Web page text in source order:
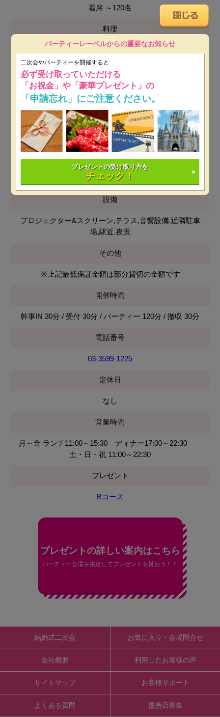
着席 ～120名
料理
会場使用料
無料
最低保証料
平日：25万円～※ 開催日時によっては保証料が変動しま
す。
土日祝：25万円～※ 開催日時によっては保証料が変動し
ます。
設備
プロジェクター&スクリーン,テラス,音響設備,近隣駐車
場,駅近,夜景
その他
※上記最低保証金額は部分貸切の金額です
開催時間
幹事IN 30分 / 受付 30分 / パーティー 120分 / 撤収 30分
電話番号
03-3599-1225
定休日
なし
営業時間
月～金 ランチ11:00～15:30 ディナー17:00～22:30
土・日・祝 11:00～22:30
プレゼント
Bコース
プレゼントの詳しい案内はこちら
パーティー会場を決定してプレゼントを貰おう！！
結婚式二次会
会社概要
サイトマップ
よくある質問
お気に入り・会場問合せ
利用したお客様の声
お客様サポート
提携店募集
パーティーレーベルからの重要なお知らせ
二次会やパーティーを開催すると
必ず受け取っていただける
「お祝金」や「豪華プレゼント」の
「申請忘れ」にご注意ください。
プレゼントの受け取り方を
チェック！